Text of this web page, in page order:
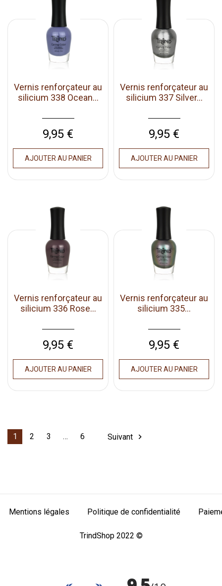
Vernis renforçateur au
silicium 338 Ocean...
Prix
9,95 €
AJOUTER AU PANIER
Vernis renforçateur au
silicium 337 Silver...
Prix
9,95 €
AJOUTER AU PANIER
Vernis renforçateur au
silicium 336 Rose...
Prix
9,95 €
AJOUTER AU PANIER
Vernis renforçateur au
silicium 335...
Prix
9,95 €
AJOUTER AU PANIER
1 2 3 … 6 Suivant 
Mentions légales Politique de confidentialité
TrindShop 2022 ©